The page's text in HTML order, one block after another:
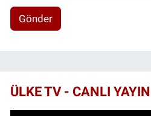
Gönder
ÜLKE TV - CANLI YAYIN